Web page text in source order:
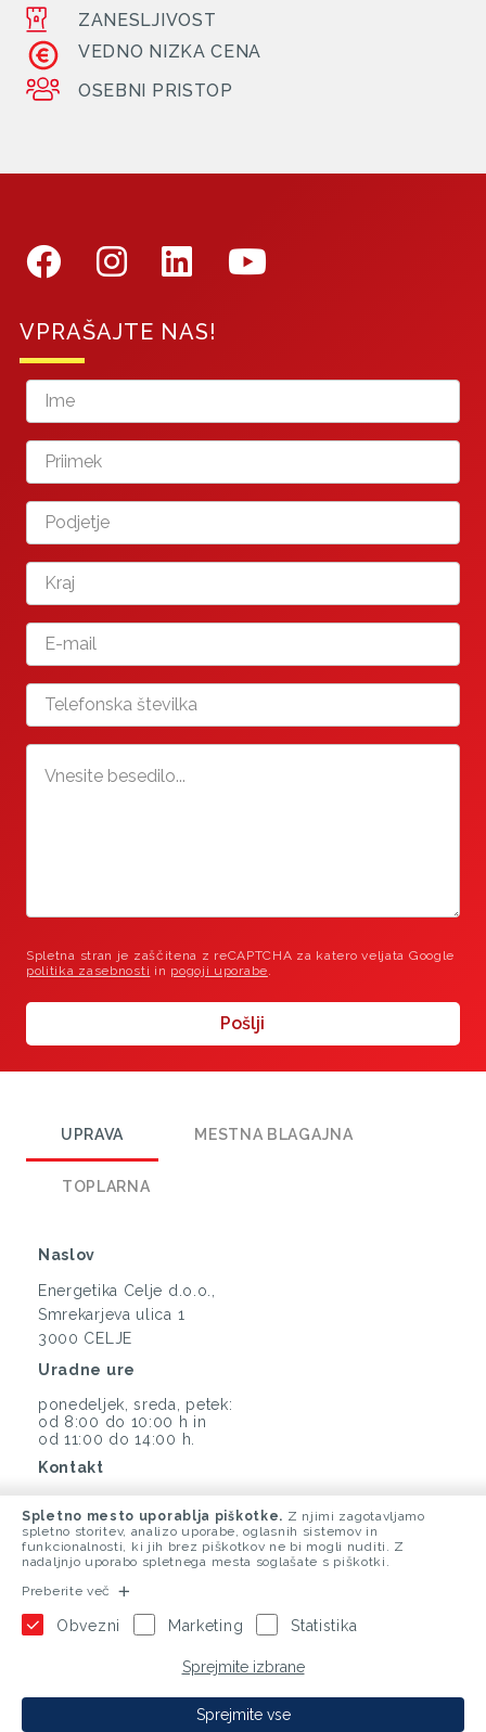
ZANESLJIVOST
VEDNO NIZKA CENA
OSEBNI PRISTOP
VPRAŠAJTE NAS!
Spletna stran je zaščitena z reCAPTCHA za katero veljata Google
politika zasebnosti in pogoji uporabe
Pošlji
UPRAVA MESTNA BLAGAJNA
TOPLARNA
Naslov
Energetika Celje d.o.o.,
Smrekarjeva ulica 1
3000 CELJE
Uradne ure
ponedeljek, sreda, petek:
od 8:00 do 10:00 h in
od 11:00 do 14:00 h.
Kontakt
info@energetika-ce.si
Spletno mesto uporablja piškotke. Z njimi zagotavljamo
spletno storitev, analizo uporabe, oglasnih sistemov in
funkcionalnosti, ki jih brez piškotkov ne bi mogli nuditi. Z
nadaljnjo uporabo spletnega mesta soglašate s piškotki.
Preberite več
Obvezni Marketing Statistika
Sprejmite izbrane
Sprejmite vse